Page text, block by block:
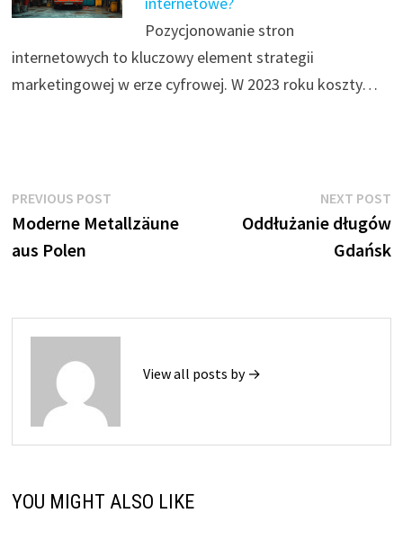
Pozycjonowanie stron
internetowych to kluczowy element strategii
marketingowej w erze cyfrowej. W 2023 roku koszty…
Nawigacja
wpisu
PREVIOUS POSTPrevious
post:
Moderne Metallzäune
aus Polen
NEXT POST
Oddłużanie długów
Gdańsk
View all posts by →
YOU MIGHT ALSO LIKE